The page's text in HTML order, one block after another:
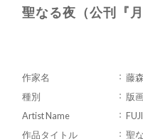
聖なる夜（公刊『月
作家名
藤
種別
版
Artist Name
作品タイトル
聖